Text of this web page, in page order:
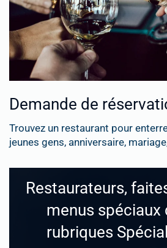
Demande de
Trouvez un restaurant pour
jeunes gens, anniversaire,
Restaurateurs,
menus spéciaux
rubriques